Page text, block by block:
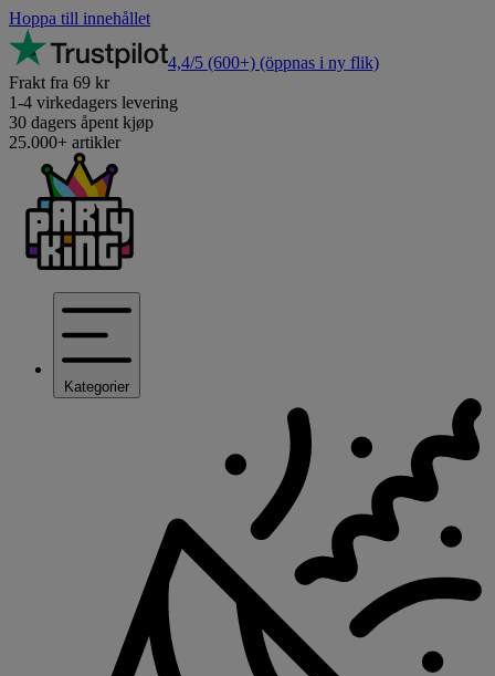
Hoppa till innehållet
4,4/5 (600+) (öppnas i ny flik)
Frakt fra 69 kr
1-4 virkedagers levering
30 dagers åpent kjøp
25.000+ artikler
Kategorier